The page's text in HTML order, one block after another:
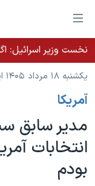
لینکهای
قابل
دسترسی
جهش
محتوای
اصلی
جهش
به
صفحه
خانه
نسخه سبک
موضوع ها
ایران
آمریکا
جهان
برنامه های
جدول برنامه ها
صفحه‌های ویژه
یکشنبه ۱۸ مرداد ۱۴۰۵ ایران ۱۷:۳۷
آمريکا
مدیر سابق
انتخابات
بودم